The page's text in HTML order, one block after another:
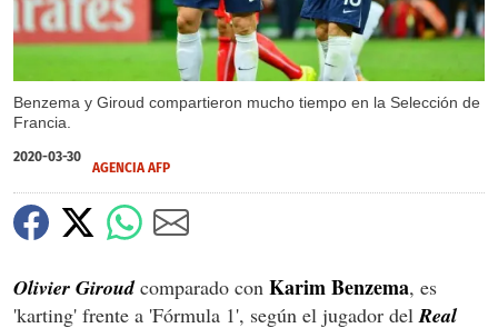
Benzema y Giroud compartieron mucho tiempo en la Selección de
Francia.
2020-03-30
AGENCIA AFP
Olivier Giroudcomparado con Karim Benzema, es
'karting' frente a 'Fórmula 1', según el jugador delReal